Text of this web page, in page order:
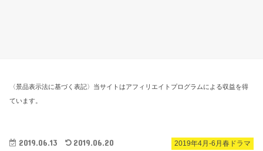
〈景品表示法に基づく表記〉当サイトはアフィリエイトプログラムによる収益を得
ています。
2019年4月-6月春ドラマ
2019.06.13 2019.06.20